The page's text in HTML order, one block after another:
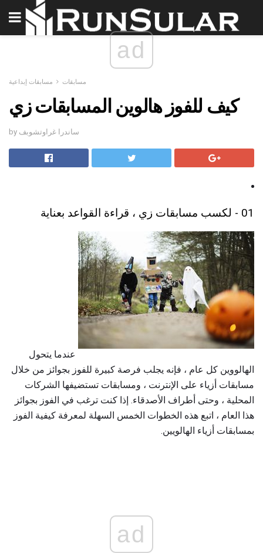
ad
مسابقات مسابقات إبداعية
كيف للفوز هالوين المسابقات زي
by ساندرا غراوتشوبف
01 - لكسب مسابقات زي ، قراءة القواعد بعناية
عندما يتحول
الهالووين كل عام ، فإنه يجلب فرصة كبيرة للفوز بجوائز من خلال
مسابقات أزياء على الإنترنت ، ومسابقات تستضيفها الشركات
المحلية ، وحتى أطراف الأصدقاء. إذا كنت ترغب في الفوز بجوائز
هذا العام ، اتبع هذه الخطوات الخمس السهلة لمعرفة كيفية الفوز
بمسابقات أزياء الهالويين.
ad